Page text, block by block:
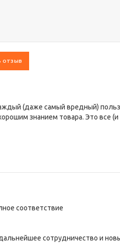
ОТЗЫВ
(даже самый вредный)
знанием товара. Это все (и
соответствие
сотрудничество и